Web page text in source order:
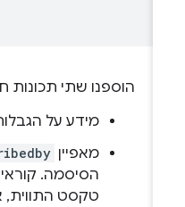
הוספנו שתי תכונות
מידע על הגבלות
מאפיין
הסיסמה. קוראי
טקסט התווית,